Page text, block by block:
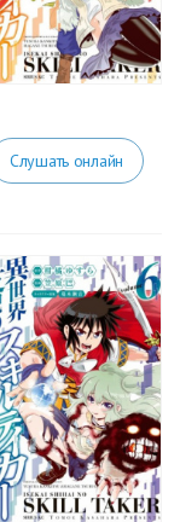
Слушать онлайн